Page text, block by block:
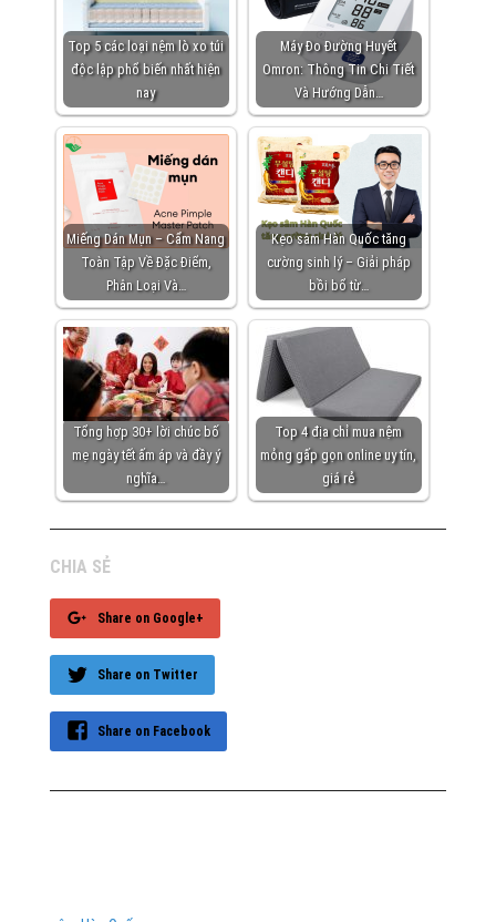
Top 5 các loại nệm lò xo túi
độc lập phổ biến nhất hiện
nay
Máy Đo Đường Huyết
Omron: Thông Tin Chi Tiết
Và Hướng Dẫn…
Miếng Dán Mụn – Cẩm Nang
Toàn Tập Về Đặc Điểm,
Phân Loại Và…
Kẹo sâm Hàn Quốc tăng
cường sinh lý – Giải pháp
bồi bổ từ…
Tổng hợp 30+ lời chúc bố
mẹ ngày tết ấm áp và đầy ý
nghĩa…
Top 4 địa chỉ mua nệm
mỏng gấp gọn online uy tín,
giá rẻ
CHIA SẺ
Share on Google+
Share on Twitter
Share on Facebook